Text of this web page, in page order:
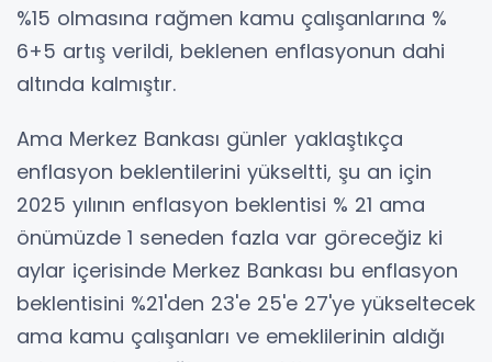
%15 olmasına rağmen kamu çalışanlarına %
6+5 artış verildi, beklenen enflasyonun dahi
altında kalmıştır.
Ama Merkez Bankası günler yaklaştıkça
enflasyon beklentilerini yükseltti, şu an için
2025 yılının enflasyon beklentisi % 21 ama
önümüzde 1 seneden fazla var göreceğiz ki
aylar içerisinde Merkez Bankası bu enflasyon
beklentisini %21'den 23'e 25'e 27'ye yükseltecek
ama kamu çalışanları ve emeklilerinin aldığı